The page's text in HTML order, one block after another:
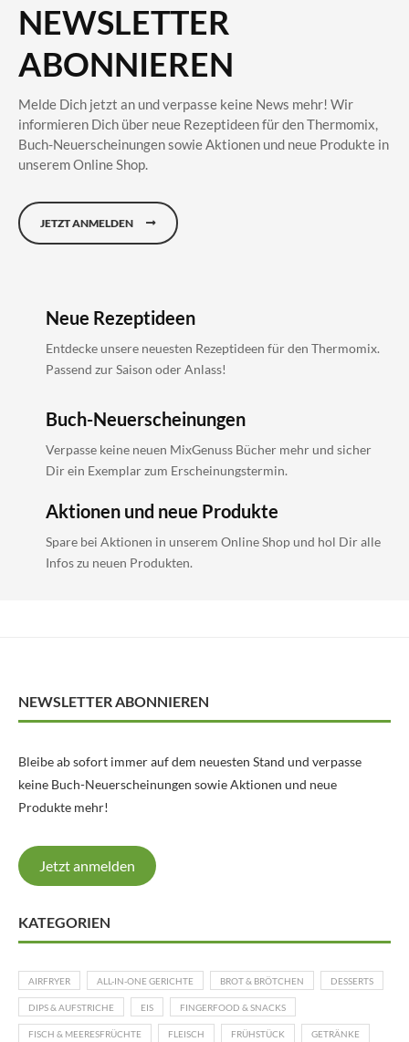
NEWSLETTER
ABONNIEREN
Melde Dich jetzt an und verpasse keine News mehr! Wir
informieren Dich über neue Rezeptideen für den Thermomix,
Buch-Neuerscheinungen sowie Aktionen und neue Produkte in
unserem Online Shop.
JETZT ANMELDEN
Neue Rezeptideen
Entdecke unsere neuesten Rezeptideen für den Thermomix.
Passend zur Saison oder Anlass!
Buch-Neuerscheinungen
Verpasse keine neuen MixGenuss Bücher mehr und sicher
Dir ein Exemplar zum Erscheinungstermin.
Aktionen und neue Produkte
Spare bei Aktionen in unserem Online Shop und hol Dir alle
Infos zu neuen Produkten.
NEWSLETTER ABONNIEREN
Bleibe ab sofort immer auf dem neuesten Stand und verpasse
keine Buch-Neuerscheinungen sowie Aktionen und neue
Produkte mehr!
Jetzt anmelden
KATEGORIEN
AIRFRYER ALL-IN-ONE GERICHTE BROT & BRÖTCHEN DESSERTS
DIPS & AUFSTRICHE EIS FINGERFOOD & SNACKS
FISCH & MEERESFRÜCHTE FLEISCH FRÜHSTÜCK GETRÄNKE